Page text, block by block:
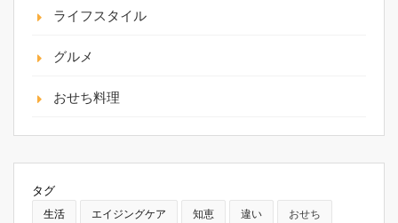
ライフスタイル
グルメ
おせち料理
タグ
生活 エイジングケア 知恵 違い おせち